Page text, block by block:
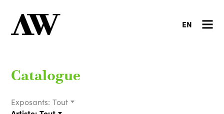
EN
Catalogue
Exposants: Tout